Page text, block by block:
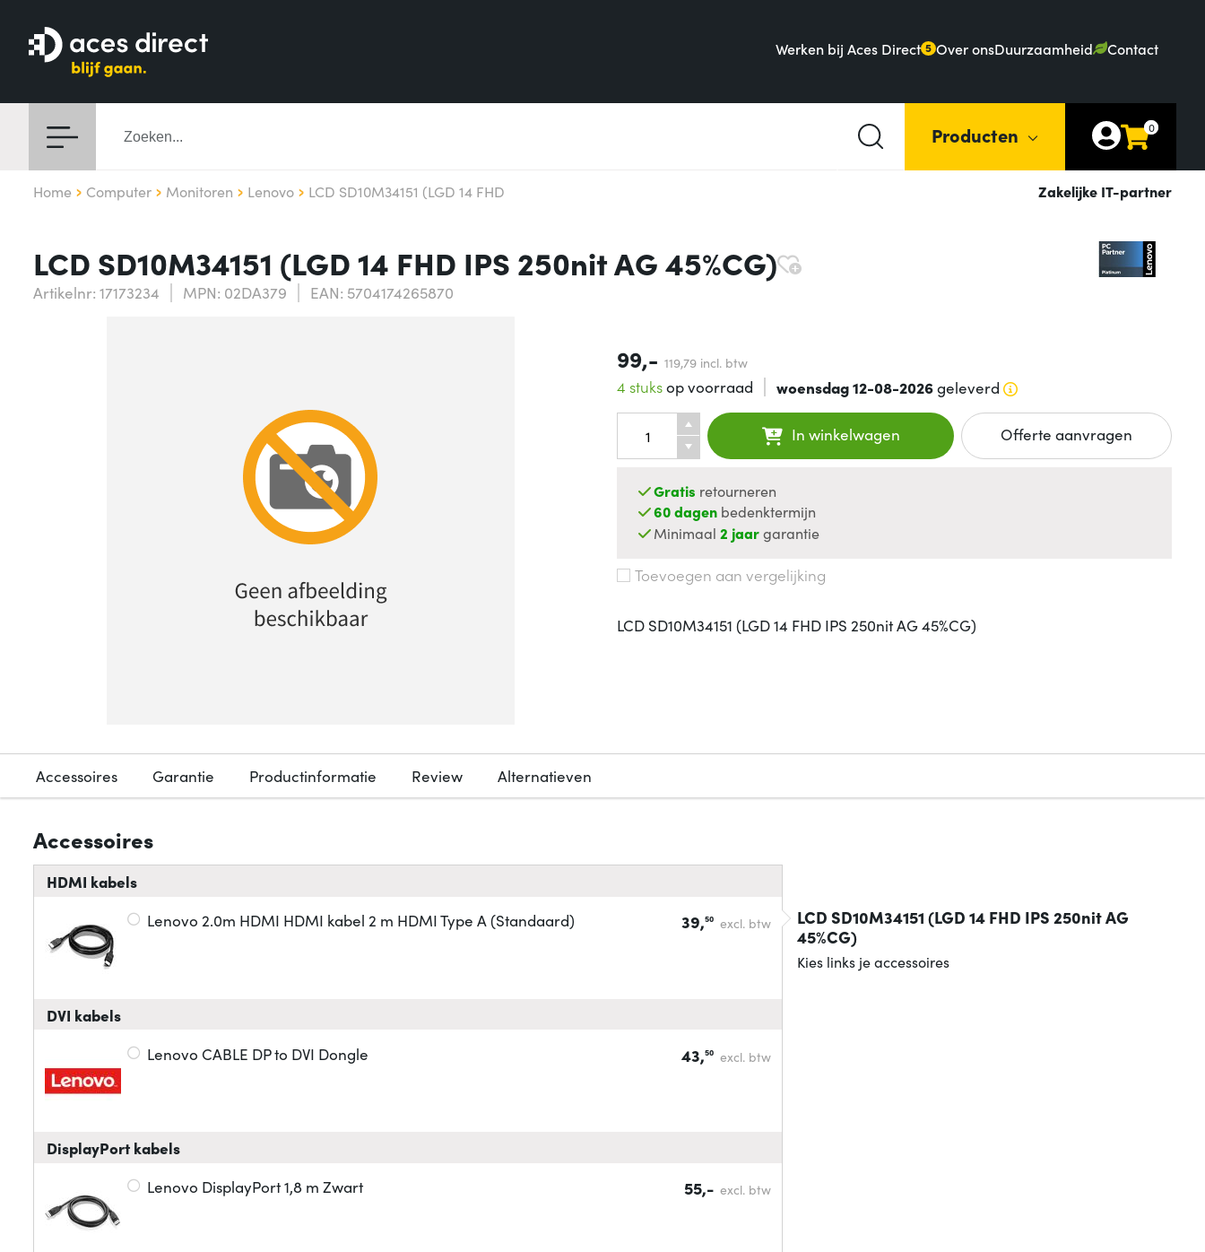
Werken bij Aces Direct 5 Over onsDuurzaamheid Contact
Producten 0
Home Computer Monitoren Lenovo LCD SD10M34151 (LGD 14 FHD Zakelijke IT-partner
LCD SD10M34151 (LGD 14 FHD IPS 250nit AG 45%CG)
Artikelnr: 17173234 MPN: 02DA379 EAN: 5704174265870
99,- 119,79 incl. btw
4 stuksop voorraad woensdag 12-08-2026geleverd
In winkelwagen Offerte aanvragen
Gratis retourneren
60 dagen bedenktermijn
Minimaal2 jaargarantie
Toevoegen aan vergelijking
LCD SD10M34151 (LGD 14 FHD IPS 250nit AG 45%CG)
Accessoires Garantie Productinformatie Review Alternatieven
Accessoires
HDMI kabels
Lenovo 2.0m HDMI HDMI kabel 2 m HDMI Type A (Standaard) 39,50 excl. btw
DVI kabels
Lenovo CABLE DP to DVI Dongle 43,50 excl. btw
DisplayPort kabels
Lenovo DisplayPort 1,8 m Zwart 55,- excl. btw
LCD SD10M34151 (LGD 14 FHD IPS 250nit AG
45%CG)
Kies links je accessoires